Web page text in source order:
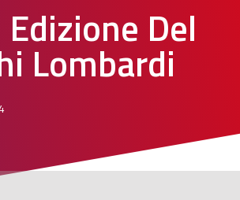
Del
Lombardi